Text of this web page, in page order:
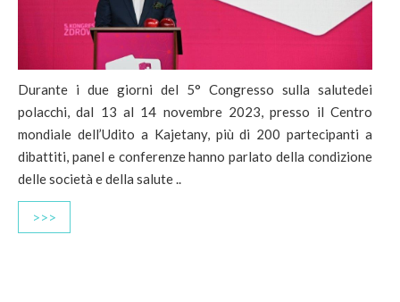
Durante i due giorni del 5° Congresso sulla salutedei
polacchi, dal 13 al 14 novembre 2023, presso il Centro
mondiale dell’Udito a Kajetany, più di 200 partecipanti a
dibattiti, panel e conferenze hanno parlato della condizione
delle società e della salute ..
>>>